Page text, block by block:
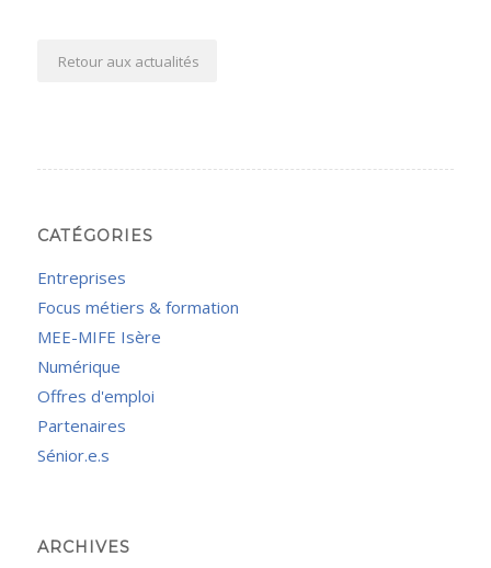
Retour aux actualités
CATÉGORIES
Entreprises
Focus métiers & formation
MEE-MIFE Isère
Numérique
Offres d'emploi
Partenaires
Sénior.e.s
ARCHIVES